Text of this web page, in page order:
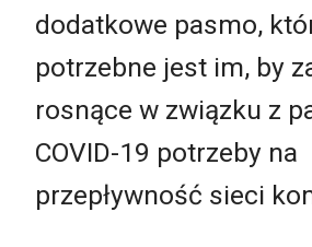
dodatkowe pasmo,
potrzebne jest im, by
rosnące w związku z
COVID-19 potrzeby na
przepływność sieci